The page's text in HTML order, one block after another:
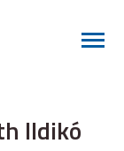
Ildikó